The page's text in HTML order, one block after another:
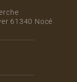
61340 Nocé